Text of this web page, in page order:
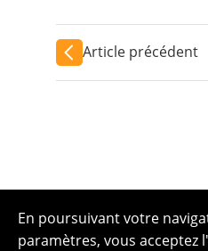
Article précédent
En poursuivant votre
paramètres, vous